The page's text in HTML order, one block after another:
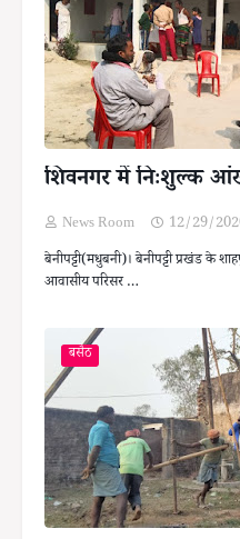
शिवनगर में निःशुल्क
News Room
12/29/
बेनीपट्टी(मधुबनी)। बेनीपट्टी प्रखंड के
आवासीय परिसर …
बसैठ